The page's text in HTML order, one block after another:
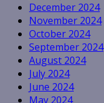
December 2024
November 2024
October 2024
September 2024
August 2024
July 2024
June 2024
May 2024